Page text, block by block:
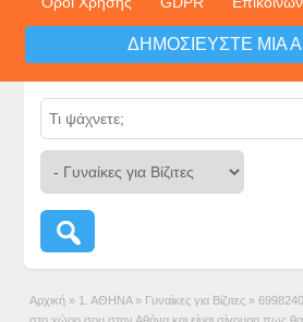
ΔΗΜΟΣΙΕΎΣΤΕ ΜΙΑ
Αρχική » 1. ΑΘΗΝΑ » Γυναίκες για Βίζιτες »